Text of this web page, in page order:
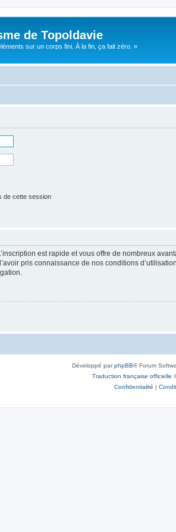
de Topoldavie
sur un corps fini. À la fin, ça fait zéro. »
de cette session
est rapide et vous offre de nombreux
pris connaissance de nos conditions
Développé parphpBB® Forum
Traduction française officielle
Confidentialité |